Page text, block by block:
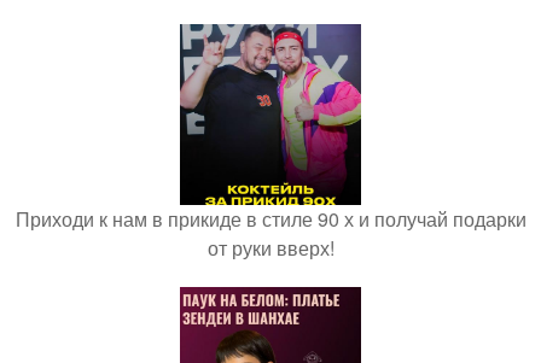
Приходи к нам в прикиде в стиле 90 х и получай подарки
от руки вверх!